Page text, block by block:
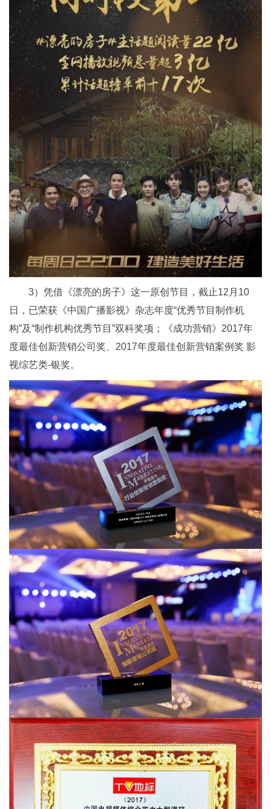
3）凭借《漂亮的房子》这一原创节目，截止12月10
日，已荣获《中国广播影视》杂志年度“优秀节目制作机
构”及“制作机构优秀节目”双科奖项；《成功营销》2017年
度最佳创新营销公司奖、2017年度最佳创新营销案例奖 影
视综艺类-银奖。